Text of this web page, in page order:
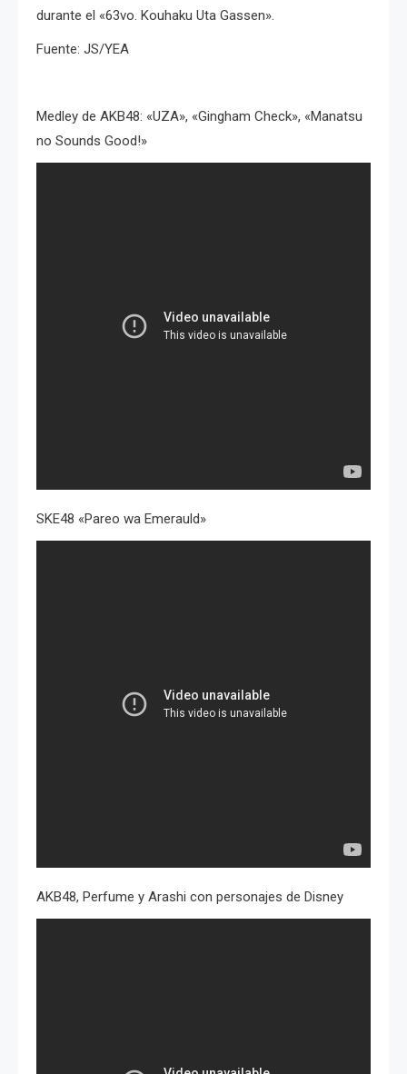
durante el «63vo. Kouhaku Uta Gassen».
Fuente: JS/YEA
Medley de AKB48: «UZA», «Gingham Check», «Manatsu
no Sounds Good!»
SKE48 «Pareo wa Emerauld»
AKB48, Perfume y Arashi con personajes de Disney